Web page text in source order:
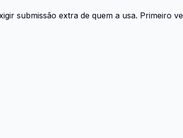
submissão extra de quem a usa. Primeiro